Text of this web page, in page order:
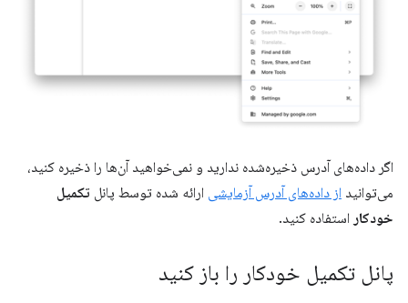
اگر داده‌های آدرس ذخیره‌شده ندارید و نمی‌خواهید آن‌ها را ذخیره کنید،
می‌توانید از داده‌های آدرس آزمایشی ارائه شده توسط پانل تکمیل
خودکار استفاده کنید.
پانل تکمیل خودکار را باز کنید